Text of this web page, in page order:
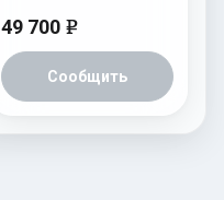
49 700 e
Сообщить